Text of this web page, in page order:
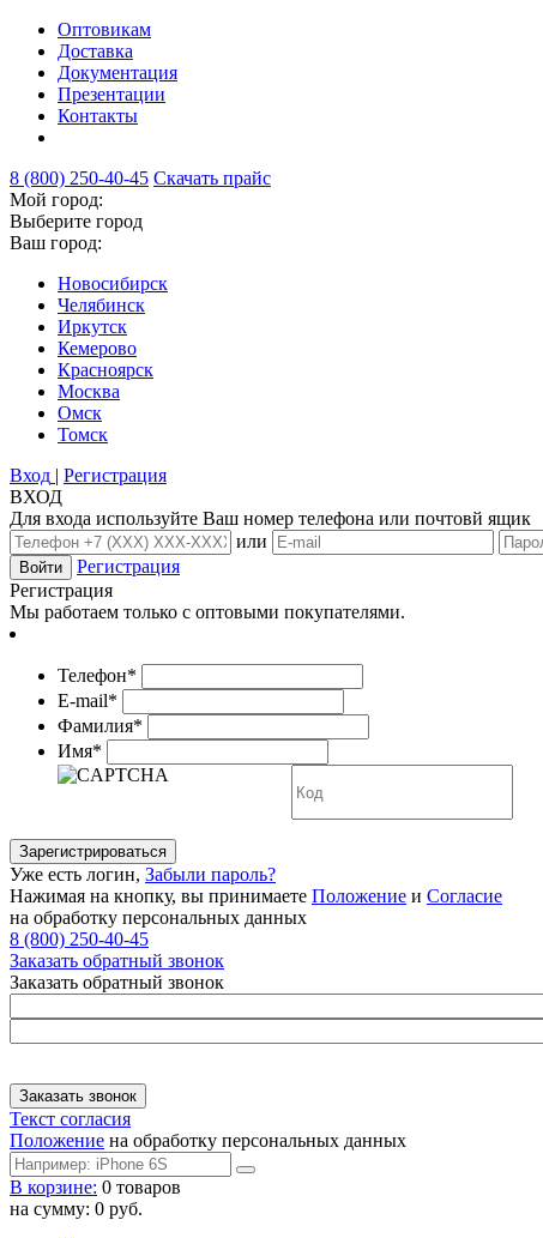
Оптовикам
Доставка
Документация
Презентации
Контакты
8 (800) 250-40-45 Скачать прайс
Мой город:
Выберите город
Ваш город:
Новосибирск
Челябинск
Иркутск
Кемерово
Красноярск
Москва
Омск
Томск
Вход | Регистрация
ВХОД
Для входа используйте Ваш номер телефона или почтовй ящик
или
Регистрация
Регистрация
Мы работаем только с оптовыми покупателями.
Телефон*
E-mail*
Фамилия*
Имя*
Уже есть логин, Забыли пароль?
Нажимая на кнопку, вы принимаете Положение и Согласие
на обработку персональных данных
8 (800) 250-40-45
Заказать обратный звонок
Заказать обратный звонок
Текст согласия
Положение на обработку персональных данных
В корзине: 0 товаров
на сумму: 0 руб.